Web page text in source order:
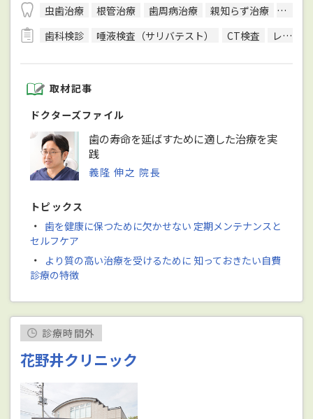
虫歯治療 根管治療 歯周病治療 親知らず治療
顎関
歯科検診
唾液検査（サリバテスト） CT検査 レントゲン検査
取材記事
ドクターズファイル
歯の寿命を延ばすために適した治療を実
践
義隆 伸之 院長
トピックス
・ 歯を健康に保つために欠かせない 定期メンテナンスと
セルフケア
・
より質の高い治療を受けるために 知っておきたい自費
診療の特徴
診療時間外
花野井クリニック